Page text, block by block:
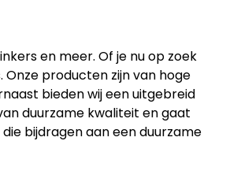
en meer. Of je nu op zoek
producten zijn van hoge
bieden wij een uitgebreid
duurzame kwaliteit en gaat
bijdragen aan een duurzame